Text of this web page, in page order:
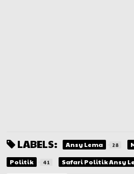
LABELS: Ansy Lema 28
Politik 41 Safari Politik Ansy